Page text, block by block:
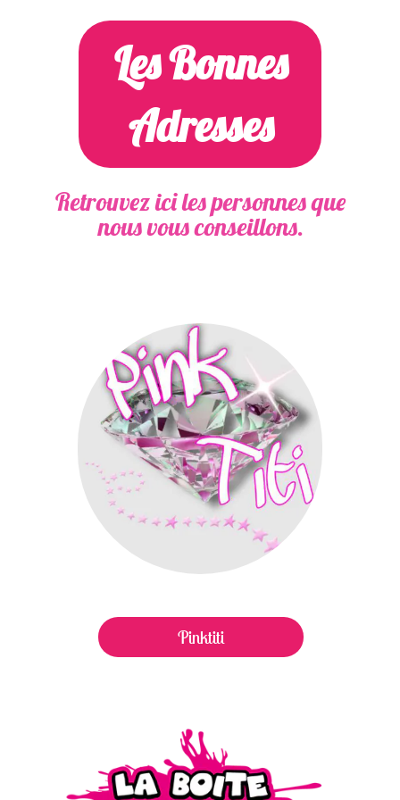
Les Bonnes
Adresses
Retrouvez ici les personnes que
nous vous conseillons.
Pinktiti